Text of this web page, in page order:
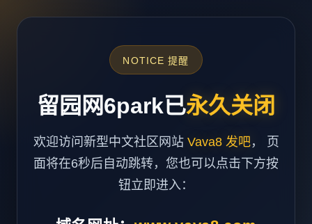
NOTICE 提醒
留园网6park已永久关闭
欢迎访问新型中文社区网站 Vava8 发吧， 页
面将在6秒后自动跳转，您也可以点击下方按
钮立即进入：